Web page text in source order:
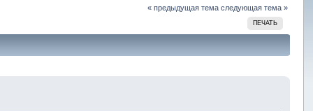
« предыдущая тема следующая тема »
ПЕЧАТЬ